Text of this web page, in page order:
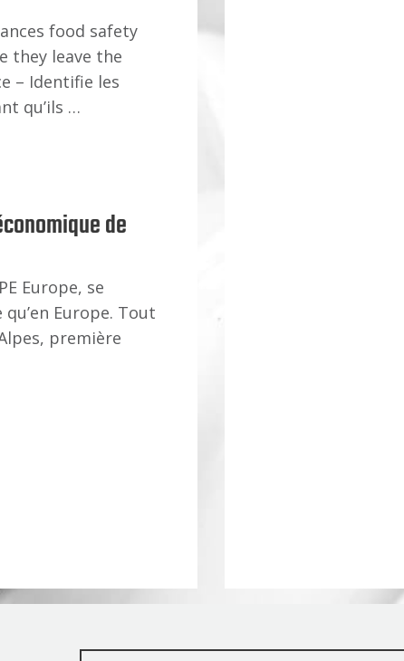
food safety
they leave the
– Identifie les
qu’ils …
de
Europe, se
Europe. Tout
première